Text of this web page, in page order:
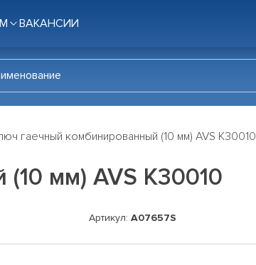
ВАКАНСИИ
гаечный комбинированный (10 мм) AVS K30010
мм) AVS K30010
Артикул: A07657S